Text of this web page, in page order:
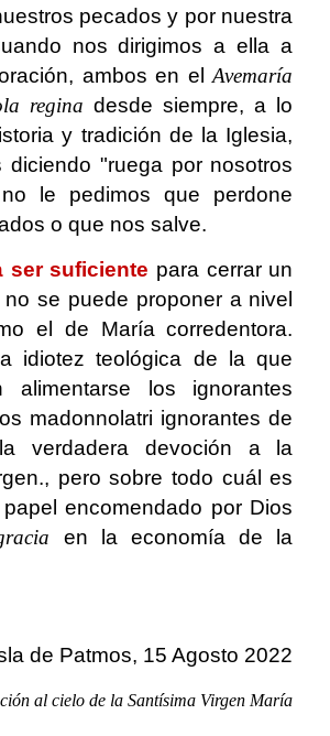
pecados y por nuestra
nos dirigimos a ella a
ambos en elAvemaría
regina desde siempre, a lo
y tradición de la Iglesia,
diciendo "ruega por nosotros
no le pedimos que perdone
o que nos salve.
ser suficiente para cerrar un
se puede proponer a nivel
el de María corredentora.
idiotez teológica de la que
alimentarse los ignorantes
madonnolatri ignorantes de
verdadera devoción a la
pero sobre todo cuál es
encomendado por Dios
en la economía de la
de Patmos, 15 Agosto 2022
al cielo de la Santísima Virgen María